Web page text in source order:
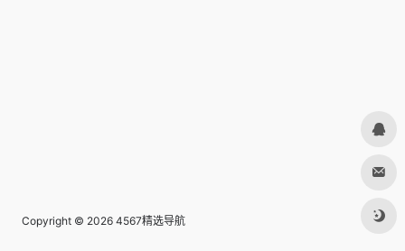
Copyright © 2026 4567精选导航